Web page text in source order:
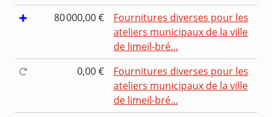
80 000,00 €
Fournitures diverses pour les
ateliers municipaux de la ville
de limeil-bré...
0,00 €
Fournitures diverses pour les
ateliers municipaux de la ville
de limeil-bré...